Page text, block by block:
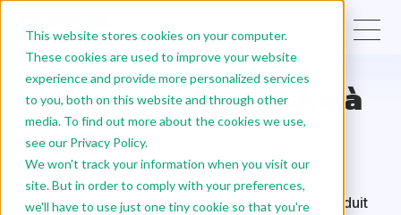
This website stores cookies on your computer.
These cookies are used to improve your website
experience and provide more personalized services
to you, both on this website and through other
media. To find out more about the cookies we use,
see our Privacy Policy.
We won't track your information when you visit our
site. But in order to comply with your preferences,
we'll have to use just one tiny cookie so that you're
Formation Apprendre à
prompter
Pratiquer l’art du prompting dans un contexte produit